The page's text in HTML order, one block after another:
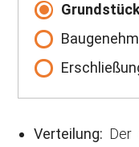
Verteilung: Der